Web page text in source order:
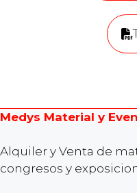
Medys Material y
Alquiler y Venta de
congresos y